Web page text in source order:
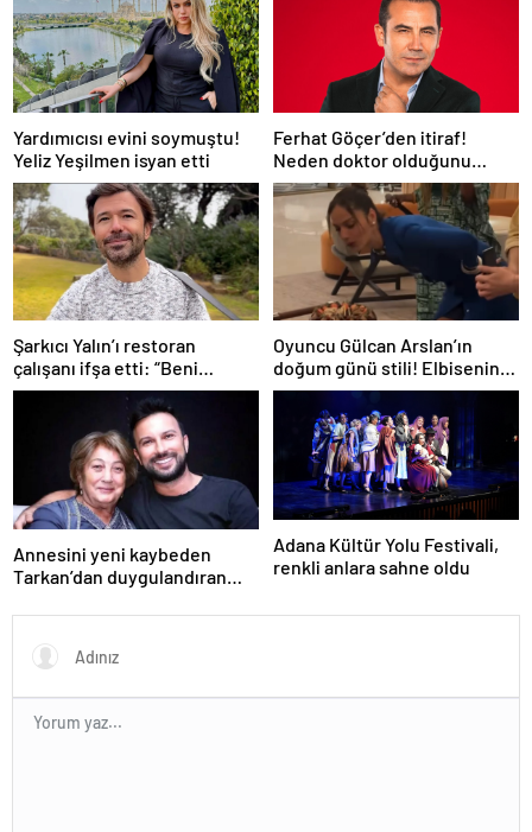
Yardımıcısı evini soymuştu!
Yeliz Yeşilmen isyan etti
Ferhat Göçer’den itiraf!
Neden doktor olduğunu
açıkladı
Şarkıcı Yalın’ı restoran
çalışanı ifşa etti: “Beni
herkesin içinde ağlattı”
Oyuncu Gülcan Arslan’ın
doğum günü stili! Elbisenin
düğmelerini kapatmadı
Annesini yeni kaybeden
Tarkan’dan duygulandıran
yaşananları ilk kez anlattı
Adana Kültür Yolu Festivali,
renkli anlara sahne oldu